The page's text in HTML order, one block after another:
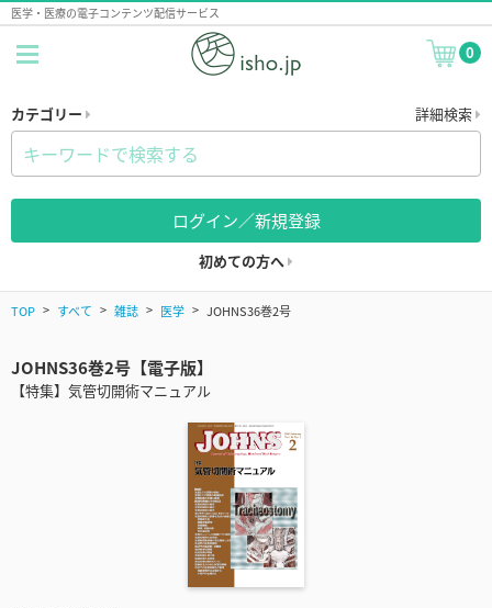
医学・医療の電子コンテンツ配信サービス
0
カテゴリー 詳細検索
ログイン／新規登録
初めての方へ
TOP すべて 雑誌 医学 JOHNS36巻2号
JOHNS36巻2号【電子版】
【特集】気管切開術マニュアル